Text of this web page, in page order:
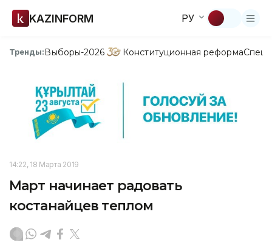
KAZINFORM РУ
Тренды:Выборы-2026 Конституционная реформа
14:22, 18 Марта 2019
Март начинает радовать
костанайцев теплом